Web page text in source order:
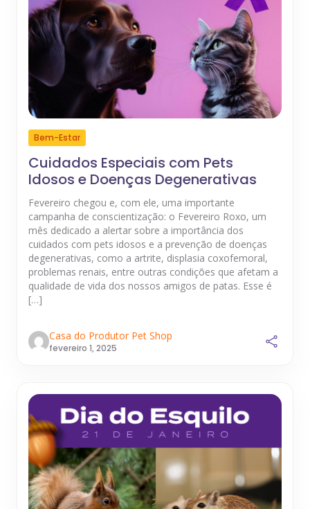
Bem-Estar
Cuidados Especiais com Pets
Idosos e Doenças Degenerativas
Fevereiro chegou e, com ele, uma importante
campanha de conscientização: o Fevereiro Roxo, um
mês dedicado a alertar sobre a importância dos
cuidados com pets idosos e a prevenção de doenças
degenerativas, como a artrite, displasia coxofemoral,
problemas renais, entre outras condições que afetam a
qualidade de vida dos nossos amigos de patas. Esse é
[…]
Casa do Produtor Pet Shop
fevereiro 1, 2025